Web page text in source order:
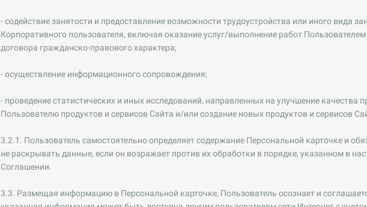
- содействие занятости и предоставление возможности трудоустройства или иного вида
Корпоративного пользователя, включая оказание услуг/выполнение работ
договора гражданско-правового характера;
- осуществление информационного сопровождения;
- проведение статистических и иных исследований, направленных на улучшение качества
Пользователю продуктов и сервисов Сайта и/или создание новых продуктов и сервисов
3.2.1. Пользователь самостоятельно определяет содержание Персональной карточке и
не раскрывать данные, если он возражает против их обработки в порядке, указанном в
Соглашении.
3.3. Размещая информацию в Персональной карточке, Пользователь осознает и